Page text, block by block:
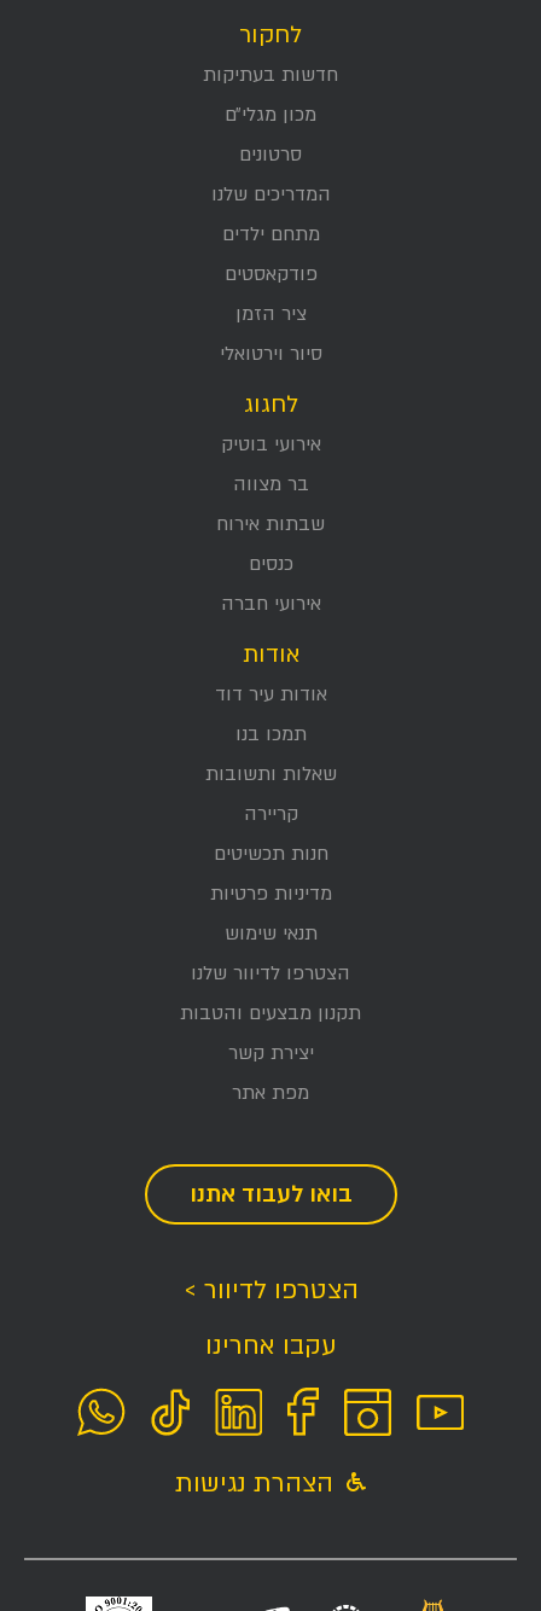
לחקור
חדשות בעתיקות
מכון מגלי״ם
סרטונים
המדריכים שלנו
מתחם ילדים
פודקאסטים
ציר הזמן
סיור וירטואלי
לחגוג
אירועי בוטיק
בר מצווה
שבתות אירוח
כנסים
אירועי חברה
אודות
אודות עיר דוד
תמכו בנו
שאלות ותשובות
קריירה
חנות תכשיטים
מדיניות פרטיות
תנאי שימוש
הצטרפו לדיוור שלנו
תקנון מבצעים והטבות
יצירת קשר
מפת אתר
בואו לעבוד אתנו
הצטרפו לדיוור >
עקבו אחרינו
הצהרת נגישות